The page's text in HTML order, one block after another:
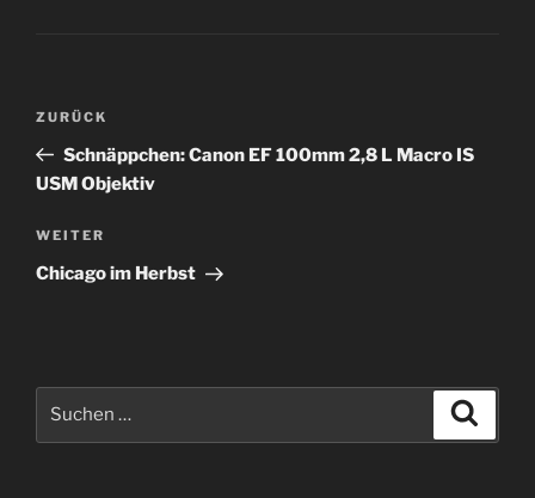
Beitragsnavigation
Vorheriger
Beitrag
ZURÜCK
Schnäppchen: Canon EF 100mm 2,8 L Macro IS
USM Objektiv
Nächster
Beitrag
WEITER
Chicago im Herbst